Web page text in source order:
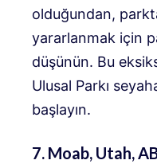
olduğundan,
yararlanmak için
düşünün. Bu
Ulusal Parkı
başlayın.
7. Moab, Utah,